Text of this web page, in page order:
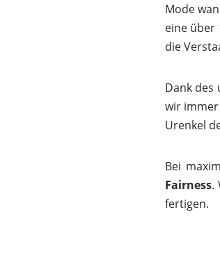
Mode
eine über
die
Dank des
wir
Urenkel
Bei
Fairness.
fertigen.